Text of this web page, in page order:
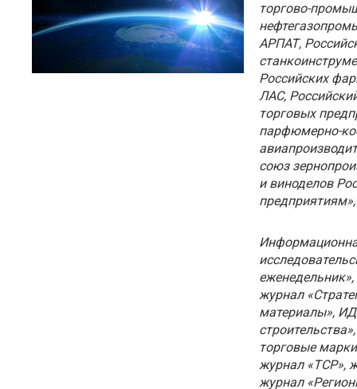
торгово-
АРПАТ,
Российских
ЛАС,
торговых
парфюмерно-
союз
и виноделов
журнал
материалы»,
торговые
журнал «ТСР»,
журнал